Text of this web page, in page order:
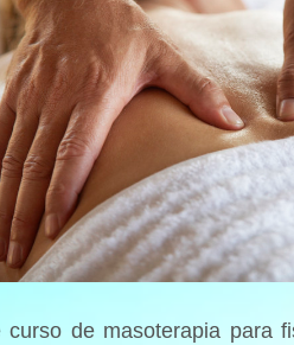
de masoterapia para